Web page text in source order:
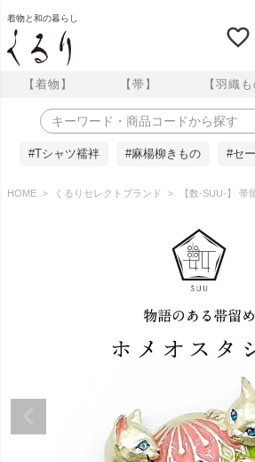
着物と和の暮らし
【着物】 【帯】 【羽織も
#Tシャツ襦袢 #麻楊柳きもの #セ
HOME くるりセレクトブランド 【数-SUU-】 帯留/ホメオ